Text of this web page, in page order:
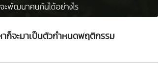
ก็จะมาเป็นตัวกำหนดพฤติกรรม